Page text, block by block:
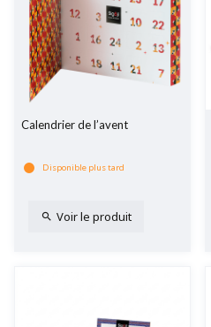
Calendrier de l’avent
Disponible plus tard
Voir le produit